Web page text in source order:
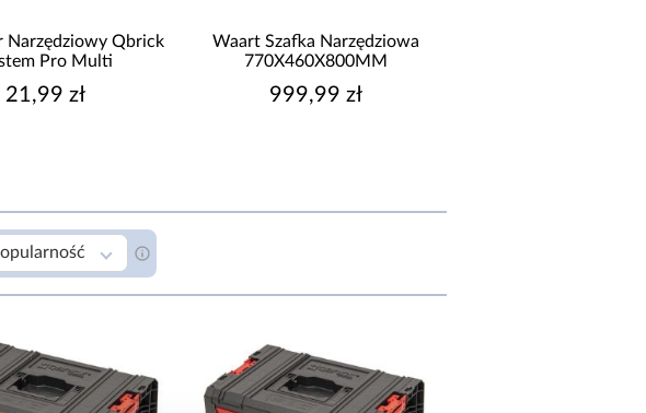
Narzędziowy Qbrick
Pro Multi
21,99 zł
Waart Szafka Narzędziowa
770X460X800MM
999,99 zł
ILOŚĆ KOMÓR